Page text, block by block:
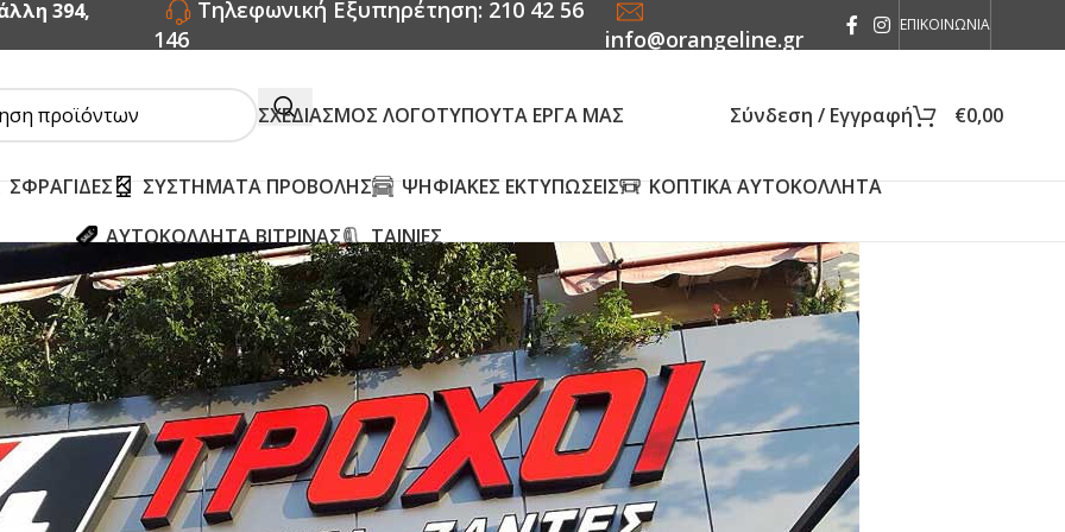
394,
Τηλεφωνική Εξυπηρέτηση: 210 42 56
146
info@orangeline.gr
ΕΠΙΚΟΙΝΩΝΙΑ
ΣΧΕΔΙΑΣΜΟΣ ΛΟΓΟΤΥΠΟΥΤΑ ΕΡΓΑ ΜΑΣ Σύνδεση / Εγγραφή €0,00
ΣΦΡΑΓΙΔΕΣ ΣΥΣΤΗΜΑΤΑ ΠΡΟΒΟΛΗΣ ΨΗΦΙΑΚΕΣ ΕΚΤΥΠΩΣΕΙΣ
ΚΟΠΤΙΚΑ ΑΥΤΟΚΟΛΛΗΤΑ
ΑΥΤΟΚΟΛΛΗΤΑ ΒΙΤΡΙΝΑΣ
ΤΑΙΝΙΕΣ